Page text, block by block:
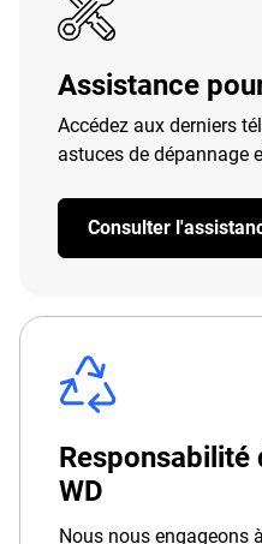
Assistance
Accédez aux derniers
astuces de dépannage
Consulter
Responsabilité
WD
Nous nous engageons